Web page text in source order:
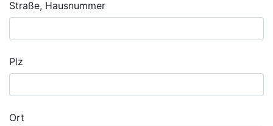
Straße, Hausnummer
Plz
Ort